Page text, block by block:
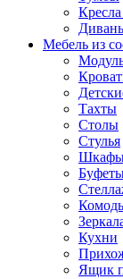
Кресла
Мебель из
Тахты
Столы
Стулья
Кухни
Ящик